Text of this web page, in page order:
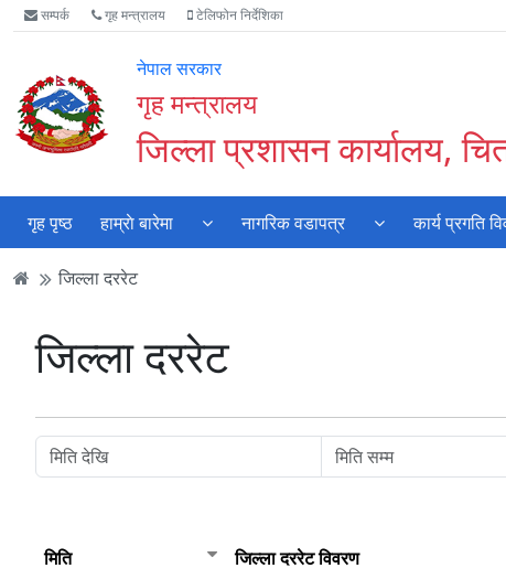
Accessibility
Mode
गर्नुहोस्
मुख्य
सामाग्री
मुख्य
नेभिगेसन
वेबसाइट
खोजमा
सम्पर्क गृह मन्त्रालय टेलिफोन निर्देशिका
नेपाल सरकार
गृह मन्त्रालय
जिल्ला प्रशासन कार्यालय,
गृह पृष्ठ हाम्राे बारेमा नागरिक वडापत्र कार्य प्रगति
जिल्ला दररेट
जिल्ला दररेट
मिति
जिल्ला दररेट विवरण